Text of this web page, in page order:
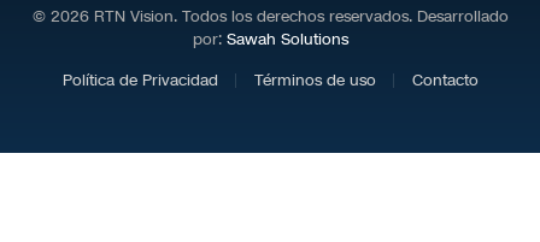
© 2026 RTN Vision. Todos los derechos reservados. Desarrollado
por: Sawah Solutions
Política de Privacidad
Términos de uso Contacto